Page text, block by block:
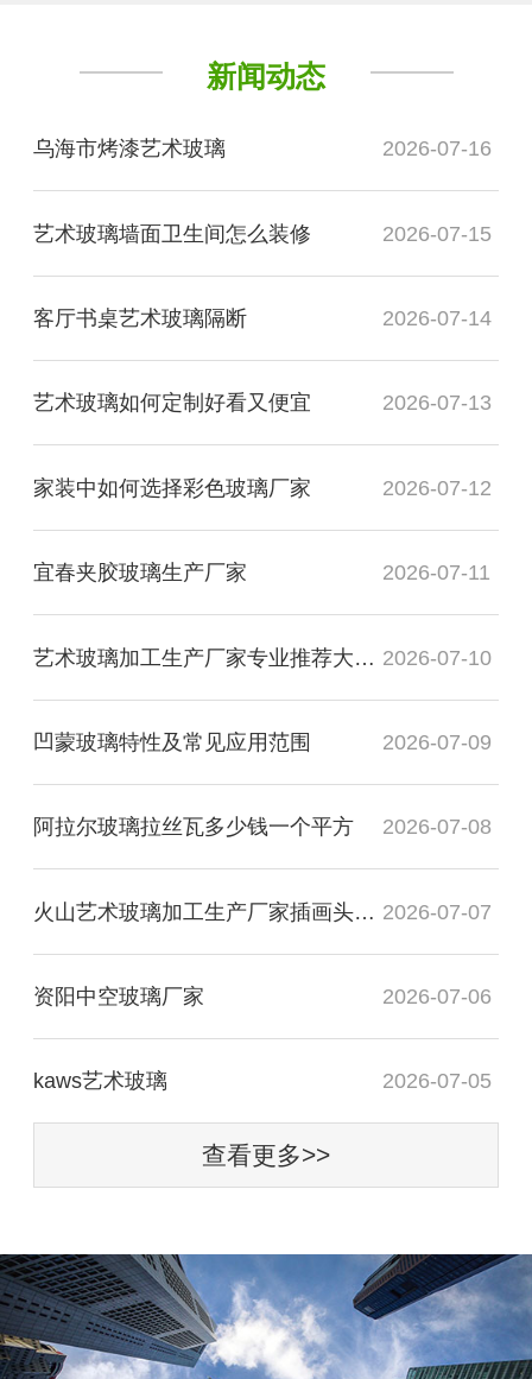
新闻动态
乌海市烤漆艺术玻璃 2026-07-16
艺术玻璃墙面卫生间怎么装修 2026-07-15
客厅书桌艺术玻璃隔断 2026-07-14
艺术玻璃如何定制好看又便宜 2026-07-13
家装中如何选择彩色玻璃厂家 2026-07-12
宜春夹胶玻璃生产厂家 2026-07-11
艺术玻璃加工生产厂家专业推荐大专毕业 2026-07-10
凹蒙玻璃特性及常见应用范围 2026-07-09
阿拉尔玻璃拉丝瓦多少钱一个平方 2026-07-08
火山艺术玻璃加工生产厂家插画头像图 2026-07-07
资阳中空玻璃厂家 2026-07-06
kaws艺术玻璃 2026-07-05
查看更多>>